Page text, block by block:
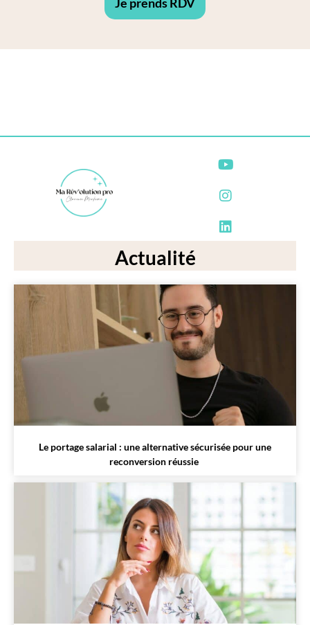
Actualité
Le portage salarial : une alternative sécurisée pour une
reconversion réussie